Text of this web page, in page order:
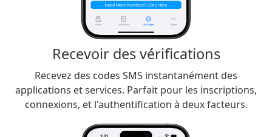
Recevoir des vérifications
Recevez des codes SMS instantanément des
applications et services. Parfait pour les inscriptions,
connexions, et l'authentification à deux facteurs.